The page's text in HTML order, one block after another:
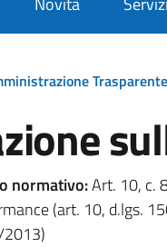
Trasparente
normativo:Art. 10, c.
(art. 10, d.lgs.
2013)